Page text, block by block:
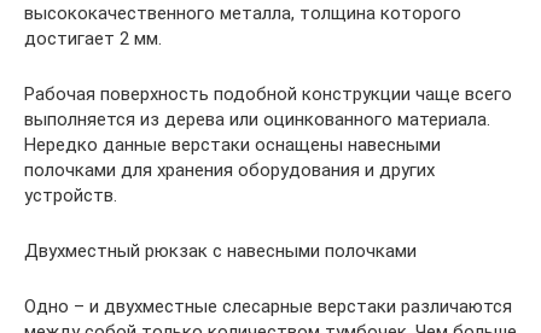
высококачественного металла, толщина которого
достигает 2 мм.
Рабочая поверхность подобной конструкции чаще всего
выполняется из дерева или оцинкованного материала.
Нередко данные верстаки оснащены навесными
полочками для хранения оборудования и других
устройств.
Двухместный рюкзак с навесными полочками
Одно – и двухместные слесарные верстаки различаются